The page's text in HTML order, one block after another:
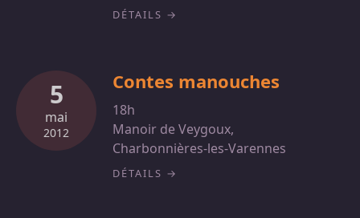
DÉTAILS
5
mai
2012
Contes manouches
18h
Manoir de Veygoux,
Charbonnières-les-Varennes
DÉTAILS